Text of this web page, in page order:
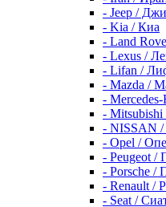
- Jeep /
- Kia / Киа
- Land
- Lexus /
- Lifan /
- Mazda /
-
-
- NISSAN /
- Opel /
- Peugeot /
- Porsche /
- Renault /
- Seat /